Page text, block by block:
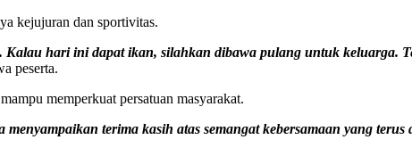
kejujuran dan sportivitas.
hari ini dapat ikan, silahkan dibawa pulang untuk keluarga.
peserta.
memperkuat persatuan masyarakat.
terima kasih atas semangat kebersamaan yang